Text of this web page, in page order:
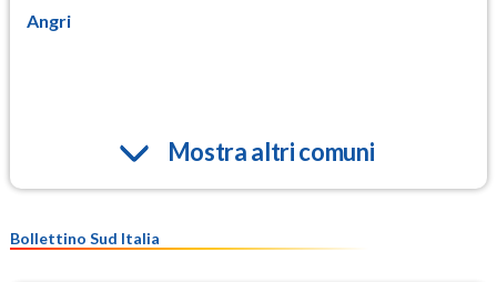
Angri
Mostra altri comuni
Bollettino Sud Italia